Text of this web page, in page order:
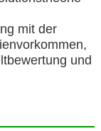
mit der
und